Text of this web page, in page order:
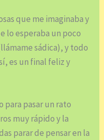
que me imaginaba y
lo esperaba un poco
sádica), y todo
es un final feliz y
para pasar un rato
muy rápido y la
parar de pensar en la